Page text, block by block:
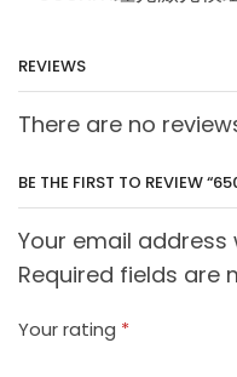
REVIEWS
There are no
BE THE FIRST TO REVIEW
Your email address
Required fields are
Your rating *